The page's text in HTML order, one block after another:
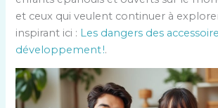
et ceux qui veulent continuer à
inspirant ici : Les dangers des
développement !.